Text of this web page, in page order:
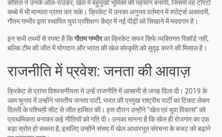
कौशल ने उनकेऑल-राउंडर, खेल में बहुमुखी भूमिकाकी पहचान बनायी, जिससे वह टोरंटो
कब्बे में भी मान्यता प्राप्त कर सके। क्रिकेट में उनका अनुभव वर्तमान मेंस्पोर्ट्स अकादमी,
गौतम गम्भीर द्वारा स्थापित युवा प्रशिक्षण केंद्रमें नई पीढ़ी को सिखाने में मददगार है।
इन सभी तथ्यों से स्पष्ट है किगौतम गम्भीरका क्रिकेट सफर सिर्फ व्यक्तिगत रिकॉर्ड नहीं,
बल्कि टीम की जीत में योगदान और भारत की खेल संस्कृति को सुदृढ़ करने की मिसाल है।
राजनीति में प्रवेश: जनता की आवाज़
क्रिकेट से प्राप्त विश्वसनीयता ने उन्हें राजनीति में आसानी से जगह दिला दी। 2019 के
आम चुनाव में उन्होंनेभारतीय जनता पार्टी, भारत की प्रमुख राष्ट्रीय पार्टीका टिकट लेकर
दिल्ली के पश्चिम़ी सीट से जीत हासिल की। इस दौरान उन्होंने "खेल एवं युवा विकास" को
प्राथमिकता बनाकर कई नीतियों को गति दी। उनका मानना है कि खेल ही रोजगार का एक
बड़ा स्रोत हो सकता है, इसलिए उन्होंने संसद में खेल आधारभूत संरचना के बजट को बढ़ाने